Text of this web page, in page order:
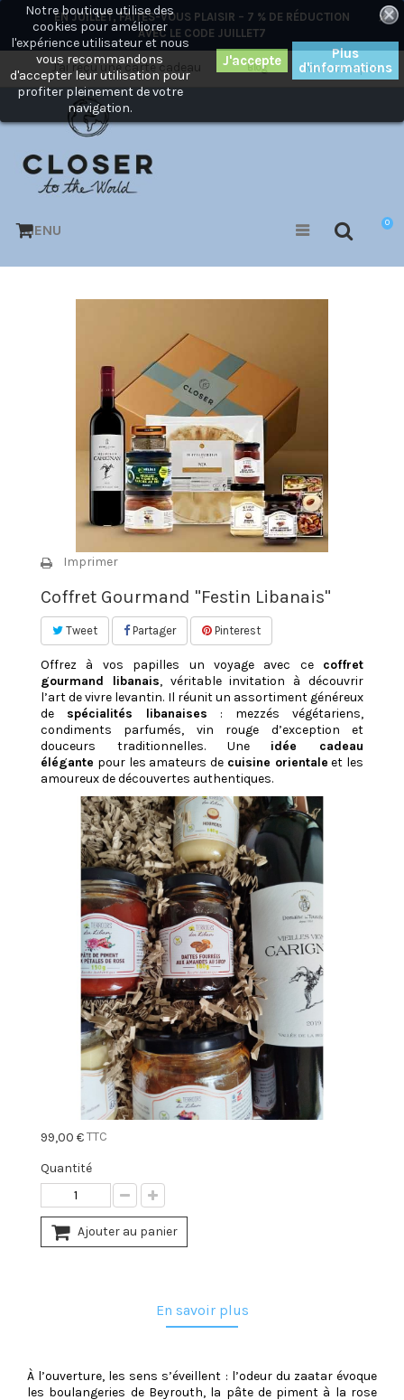
EN JUILLET, FAITES-VOUS PLAISIR – 7 % DE RÉDUCTION
AVEC LE CODE JUILLET7
×
Mon compte
Blog
J'ai reçu une carte cadeau
0
MENU
Notre boutique utilise des
cookies pour améliorer
l'expérience utilisateur et nous
vous recommandons
d'accepter leur utilisation pour
profiter pleinement de votre
navigation.
Plus
d'informations
Imprimer
Coffret Gourmand "Festin Libanais"
Tweet Partager Pinterest
Offrez à vos papilles un voyage avec ce coffret
gourmand libanais, véritable invitation à découvrir
l’art de vivre levantin. Il réunit un assortiment généreux
de spécialités libanaises : mezzés végétariens,
condiments parfumés, vin rouge d’exception et
douceurs traditionnelles. Une idée cadeau
élégante pour les amateurs de cuisine orientale et les
amoureux de découvertes authentiques.
99,00 €TTC
Quantité
Ajouter au panier
En savoir plus
À l’ouverture, les sens s’éveillent : l’odeur du zaatar évoque
les boulangeries de Beyrouth, la pâte de piment à la rose